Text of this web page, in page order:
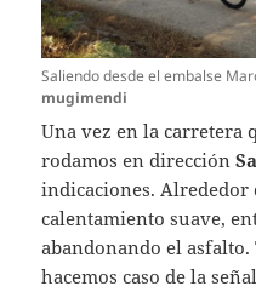
Saliendo desde el embalse
mugimendi
Una vez en la carretera
rodamos en dirección
indicaciones. Alrededor
calentamiento suave,
abandonando el
hacemos caso de la